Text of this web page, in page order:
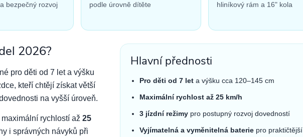
bezpečný rozvoj
podle úrovně dítěte hliníkový rám a 16" kola
2026?
pro děti od 7 let a výšku
kteří chtějí získat větší
na vyšší úroveň.
maximální rychlostí až 25
i správných návyků při
Hlavní přednosti
Pro děti od 7 let a výšku cca 120–145 cm
Maximální rychlost až 25 km/h
3 jízdní režimy pro postupný rozvoj dovedností
Vyjímatelná a vyměnitelná baterie pro praktičtější